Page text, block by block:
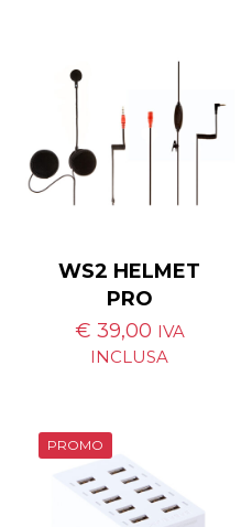
WS2 HELMET
PRO
€ 39,00 IVA
INCLUSA
PROMO